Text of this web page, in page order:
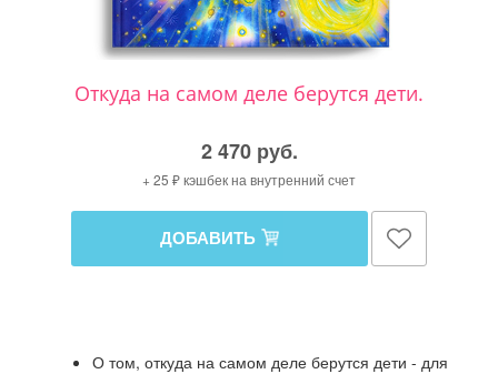
Откуда на самом деле берутся дети.
2 470 руб.
+ 25 ₽ кэшбек на внутренний счет
ДОБАВИТЬ
О том, откуда на самом деле берутся дети - для